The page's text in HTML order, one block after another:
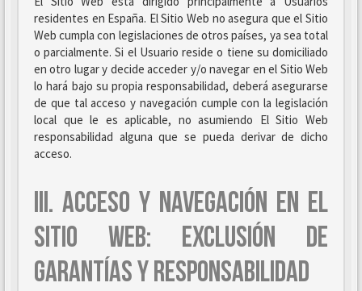
residentes en España. El Sitio Web no asegura que el Sitio
Web cumpla con legislaciones de otros países, ya sea total
o parcialmente. Si el Usuario reside o tiene su domiciliado
en otro lugar y decide acceder y/o navegar en el Sitio Web
lo hará bajo su propia responsabilidad, deberá asegurarse
de que tal acceso y navegación cumple con la legislación
local que le es aplicable, no asumiendo El Sitio Web
responsabilidad alguna que se pueda derivar de dicho
acceso.
III. ACCESO Y NAVEGACIÓN EN EL
SITIO WEB: EXCLUSIÓN DE
GARANTÍAS Y RESPONSABILIDAD